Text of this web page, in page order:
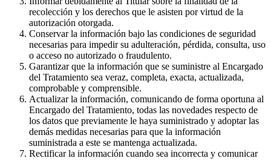
recolección y los derechos que le asisten por virtud de la
autorización otorgada.
Conservar la información bajo las condiciones de seguridad
necesarias para impedir su adulteración, pérdida, consulta, uso
o acceso no autorizado o fraudulento.
Garantizar que la información que se suministre al Encargado
del Tratamiento sea veraz, completa, exacta, actualizada,
comprobable y comprensible.
Actualizar la información, comunicando de forma oportuna al
Encargado del Tratamiento, todas las novedades respecto de
los datos que previamente le haya suministrado y adoptar las
demás medidas necesarias para que la información
suministrada a este se mantenga actualizada.
Rectificar la información cuando sea incorrecta y comunicar